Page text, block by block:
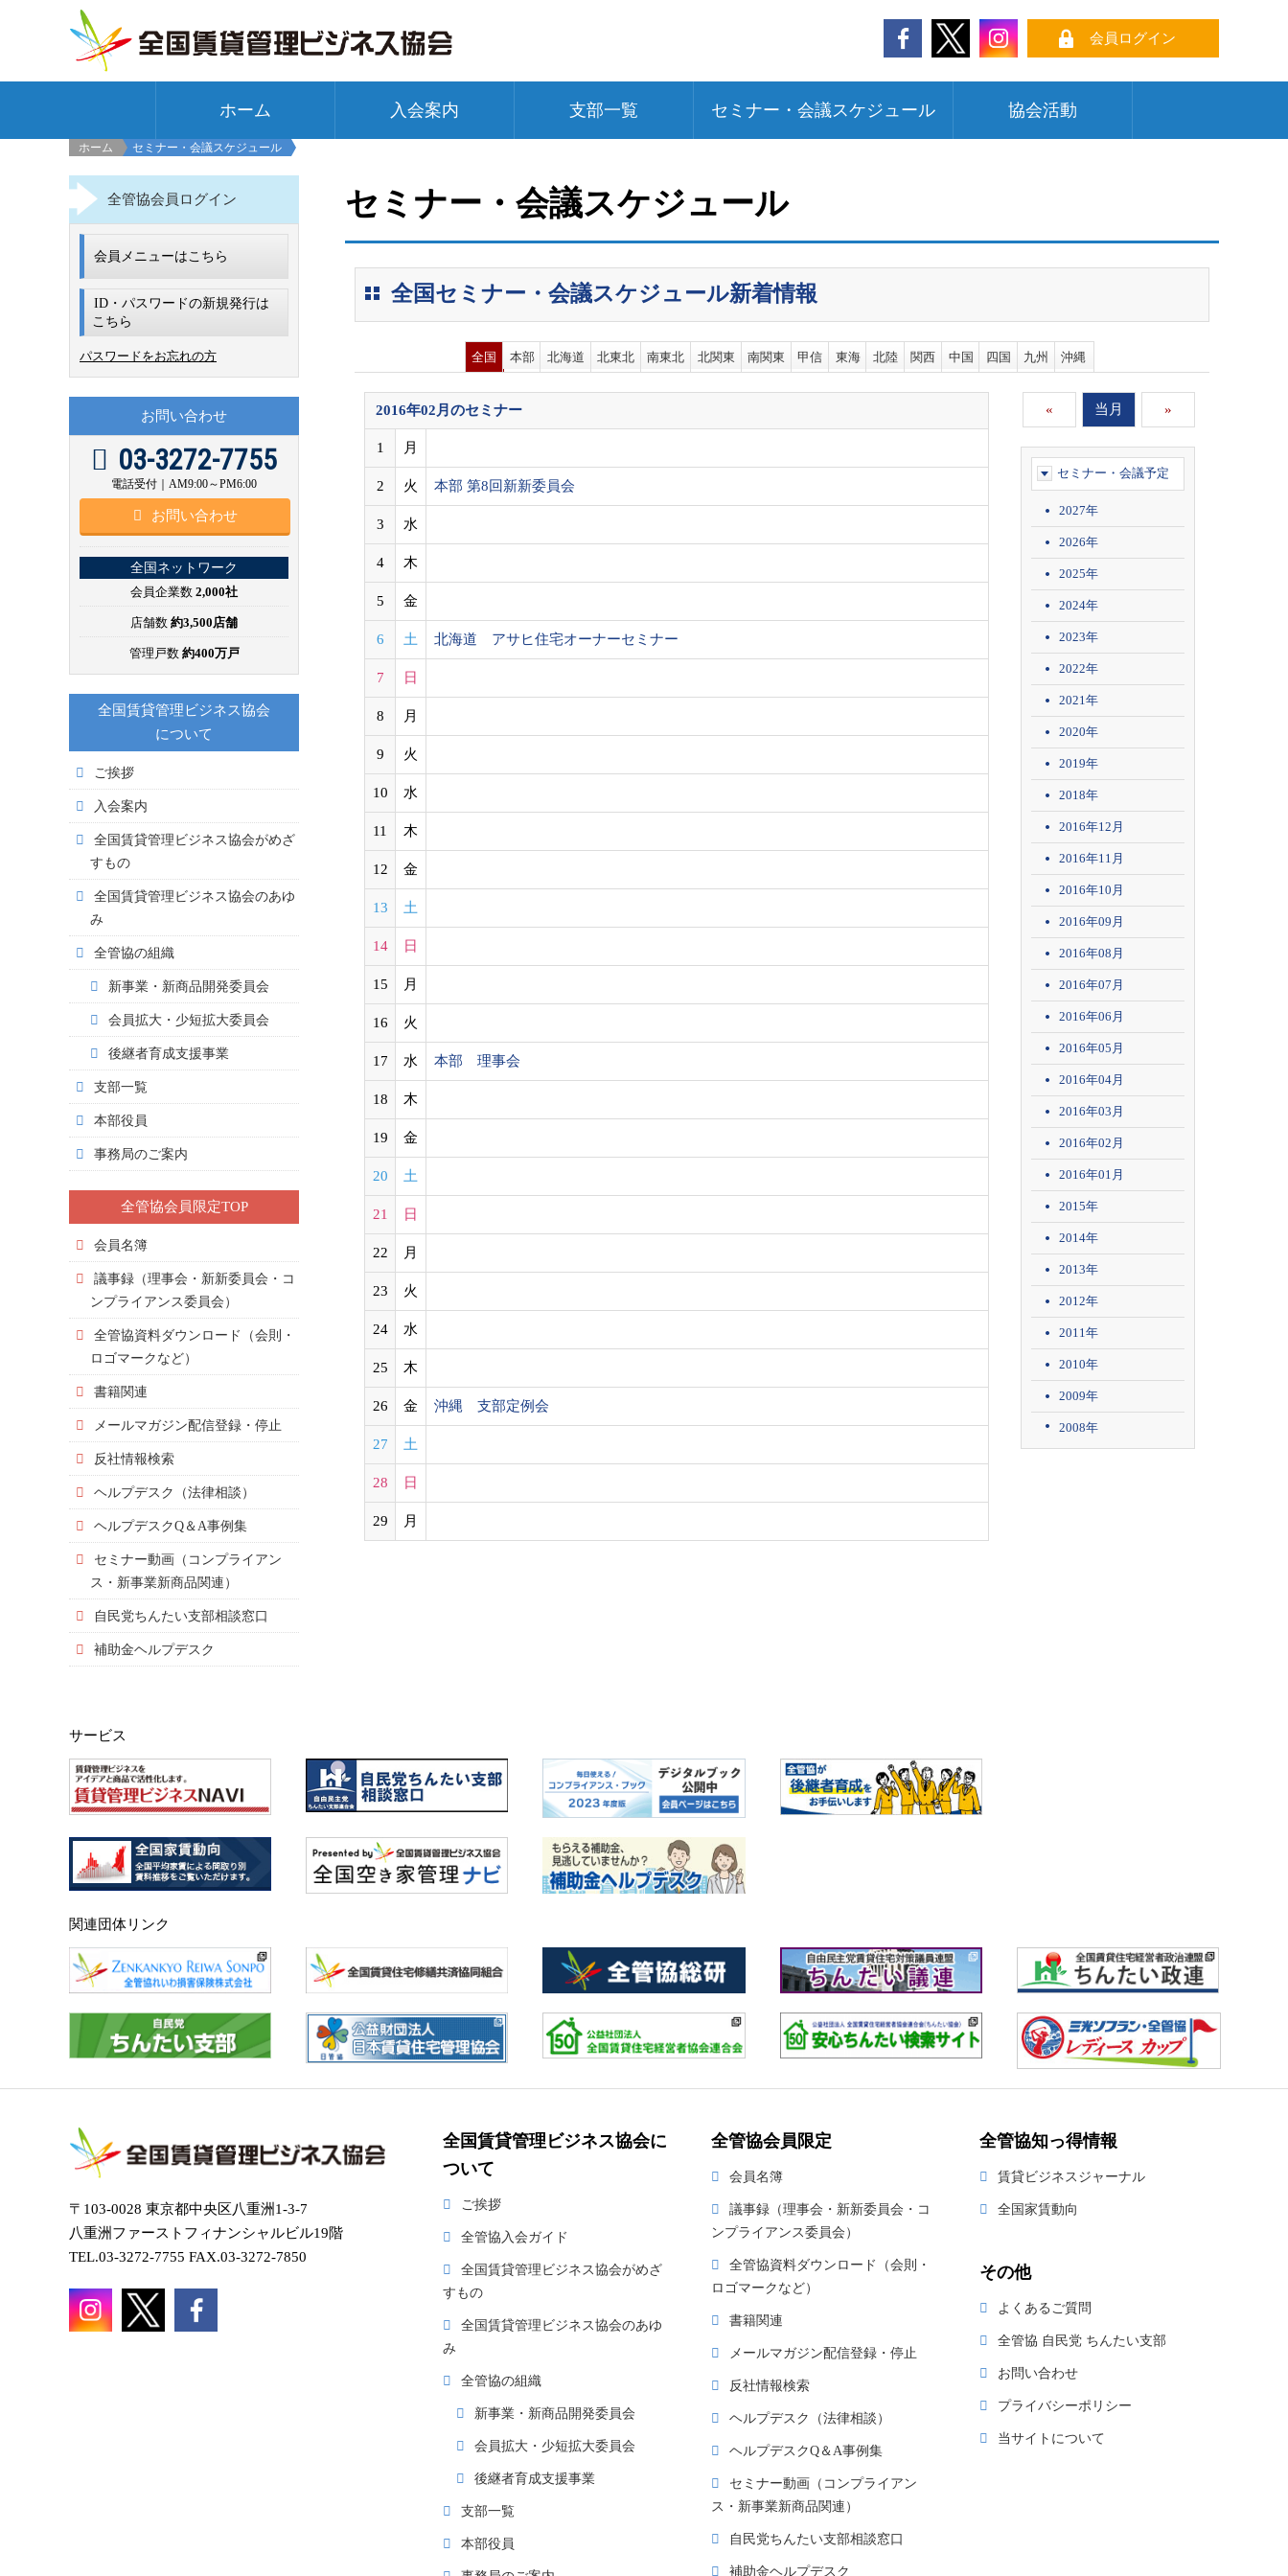
会員ログイン
ホーム 入会案内 支部一覧 セミナー・会議スケジュール 協会活動
ホーム セミナー・会議スケジュール
セミナー・会議スケジュール
全国セミナー・会議スケジュール新着情報
全国 本部 北海道 北東北 南東北 北関東 南関東 甲信 東海 北陸 関西 中国 四国 九州 沖縄
« 当月 »
2016年02月のセミナー
1 月
2 火 本部 第8回新新委員会
3 水
4 木
5 金
6 土 北海道 アサヒ住宅オーナーセミナー
7 日
8 月
9 火
10 水
11 木
12 金
13 土
14 日
15 月
16 火
17 水 本部 理事会
18 木
19 金
20 土
21 日
22 月
23 火
24 水
25 木
26 金 沖縄 支部定例会
27 土
28 日
29 月
セミナー・会議予定
2027年
2026年
2025年
2024年
2023年
2022年
2021年
2020年
2019年
2018年
2016年12月
2016年11月
2016年10月
2016年09月
2016年08月
2016年07月
2016年06月
2016年05月
2016年04月
2016年03月
2016年02月
2016年01月
2015年
2014年
2013年
2012年
2011年
2010年
2009年
2008年
全管協会員ログイン
会員メニューはこちら
ID・パスワードの新規発行は
こちら
パスワードをお忘れの方
お問い合わせ
03-3272-7755
電話受付｜AM9:00～PM6:00
お問い合わせ
全国ネットワーク
会員企業数 2,000社
店舗数 約3,500店舗
管理戸数 約400万戸
全国賃貸管理ビジネス協会
について
ご挨拶
入会案内
全国賃貸管理ビジネス協会がめざ
すもの
全国賃貸管理ビジネス協会のあゆ
み
全管協の組織
新事業・新商品開発委員会
会員拡大・少短拡大委員会
後継者育成支援事業
支部一覧
本部役員
事務局のご案内
全管協会員限定TOP
会員名簿
議事録（理事会・新新委員会・コ
ンプライアンス委員会）
全管協資料ダウンロード（会則・
ロゴマークなど）
書籍関連
メールマガジン配信登録・停止
反社情報検索
ヘルプデスク（法律相談）
ヘルプデスクQ＆A事例集
セミナー動画（コンプライアン
ス・新事業新商品関連）
自民党ちんたい支部相談窓口
補助金ヘルプデスク
サービス
関連団体リンク
〒103-0028 東京都中央区八重洲1-3-7
八重洲ファーストフィナンシャルビル19階
TEL.03-3272-7755 FAX.03-3272-7850
全国賃貸管理ビジネス協会に
ついて
ご挨拶
全管協入会ガイド
全国賃貸管理ビジネス協会がめざ
すもの
全国賃貸管理ビジネス協会のあゆ
み
全管協の組織
新事業・新商品開発委員会
会員拡大・少短拡大委員会
後継者育成支援事業
支部一覧
本部役員
全管協会員限定
会員名簿
議事録（理事会・新新委員会・コ
ンプライアンス委員会）
全管協資料ダウンロード（会則・
ロゴマークなど）
書籍関連
メールマガジン配信登録・停止
反社情報検索
ヘルプデスク（法律相談）
ヘルプデスクQ＆A事例集
セミナー動画（コンプライアン
ス・新事業新商品関連）
自民党ちんたい支部相談窓口
補助金ヘルプデスク
全管協知っ得情報
賃貸ビジネスジャーナル
全国家賃動向
その他
よくあるご質問
全管協 自民党 ちんたい支部
お問い合わせ
プライバシーポリシー
当サイトについて